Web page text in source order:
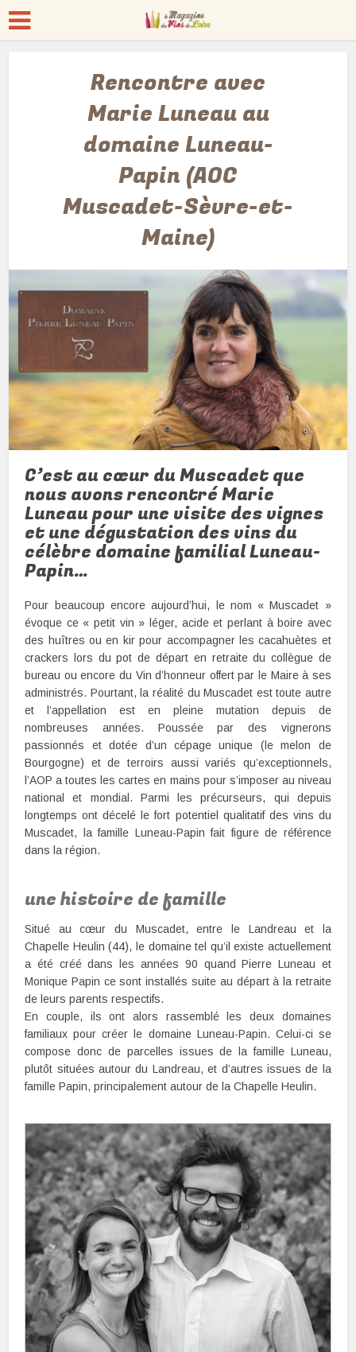
Rencontre avec
Marie Luneau au
domaine Luneau-
Papin (AOC
Muscadet-Sèvre-et-
Maine)
C’est au cœur du Muscadet que
nous avons rencontré Marie
Luneau pour une visite des vignes
et une dégustation des vins du
célèbre domaine familial Luneau-
Papin…
Pour beaucoup encore aujourd’hui, le nom « Muscadet »
évoque ce « petit vin » léger, acide et perlant à boire avec
des huîtres ou en kir pour accompagner les cacahuètes et
crackers lors du pot de départ en retraite du collègue de
bureau ou encore du Vin d’honneur offert par le Maire à ses
administrés. Pourtant, la réalité du Muscadet est toute autre
et l’appellation est en pleine mutation depuis de
nombreuses années. Poussée par des vignerons
passionnés et dotée d’un cépage unique (le melon de
Bourgogne) et de terroirs aussi variés qu’exceptionnels,
l’AOP a toutes les cartes en mains pour s’imposer au niveau
national et mondial. Parmi les précurseurs, qui depuis
longtemps ont décelé le fort potentiel qualitatif des vins du
Muscadet, la famille Luneau-Papin fait figure de référence
dans la région.
une histoire de famille
Situé au cœur du Muscadet, entre le Landreau et la
Chapelle Heulin (44), le domaine tel qu’il existe actuellement
a été créé dans les années 90 quand Pierre Luneau et
Monique Papin ce sont installés suite au départ à la retraite
de leurs parents respectifs.
En couple, ils ont alors rassemblé les deux domaines
familiaux pour créer le domaine Luneau-Papin. Celui-ci se
compose donc de parcelles issues de la famille Luneau,
plutôt situées autour du Landreau, et d’autres issues de la
famille Papin, principalement autour de la Chapelle Heulin.